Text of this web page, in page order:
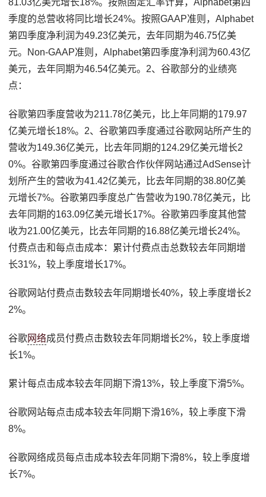
81.03亿美元增长18%。按照固定汇率计算，Alphabet第四
季度的总营收将同比增长24%。按照GAAP准则，Alphabet
第四季度净利润为49.23亿美元，去年同期为46.75亿美
元。Non-GAAP准则，Alphabet第四季度净利润为60.43亿
美元，去年同期为46.54亿美元。2、谷歌部分的业绩亮
点：
谷歌第四季度营收为211.78亿美元，比上年同期的179.97
亿美元增长18%。2、谷歌第四季度通过谷歌网站所产生的
营收为149.36亿美元，比去年同期的124.29亿美元增长2
0%。谷歌第四季度通过谷歌合作伙伴网站通过AdSense计
划所产生的营收为41.42亿美元，比去年同期的38.80亿美
元增长7%。谷歌第四季度总广告营收为190.78亿美元，比
去年同期的163.09亿美元增长17%。谷歌第四季度其他营
收为21.00亿美元，比去年同期的16.88亿美元增长24%。
付费点击和每点击成本：累计付费点击总数较去年同期增
长31%，较上季度增长17%。
谷歌网站付费点击数较去年同期增长40%，较上季度增长2
2%。
谷歌网络成员付费点击数较去年同期增长2%，较上季度增
长1%。
累计每点击成本较去年同期下滑13%，较上季度下滑5%。
谷歌网站每点击成本较去年同期下滑16%，较上季度下滑
8%。
谷歌网络成员每点击成本较去年同期下滑8%，较上季度增
长7%。